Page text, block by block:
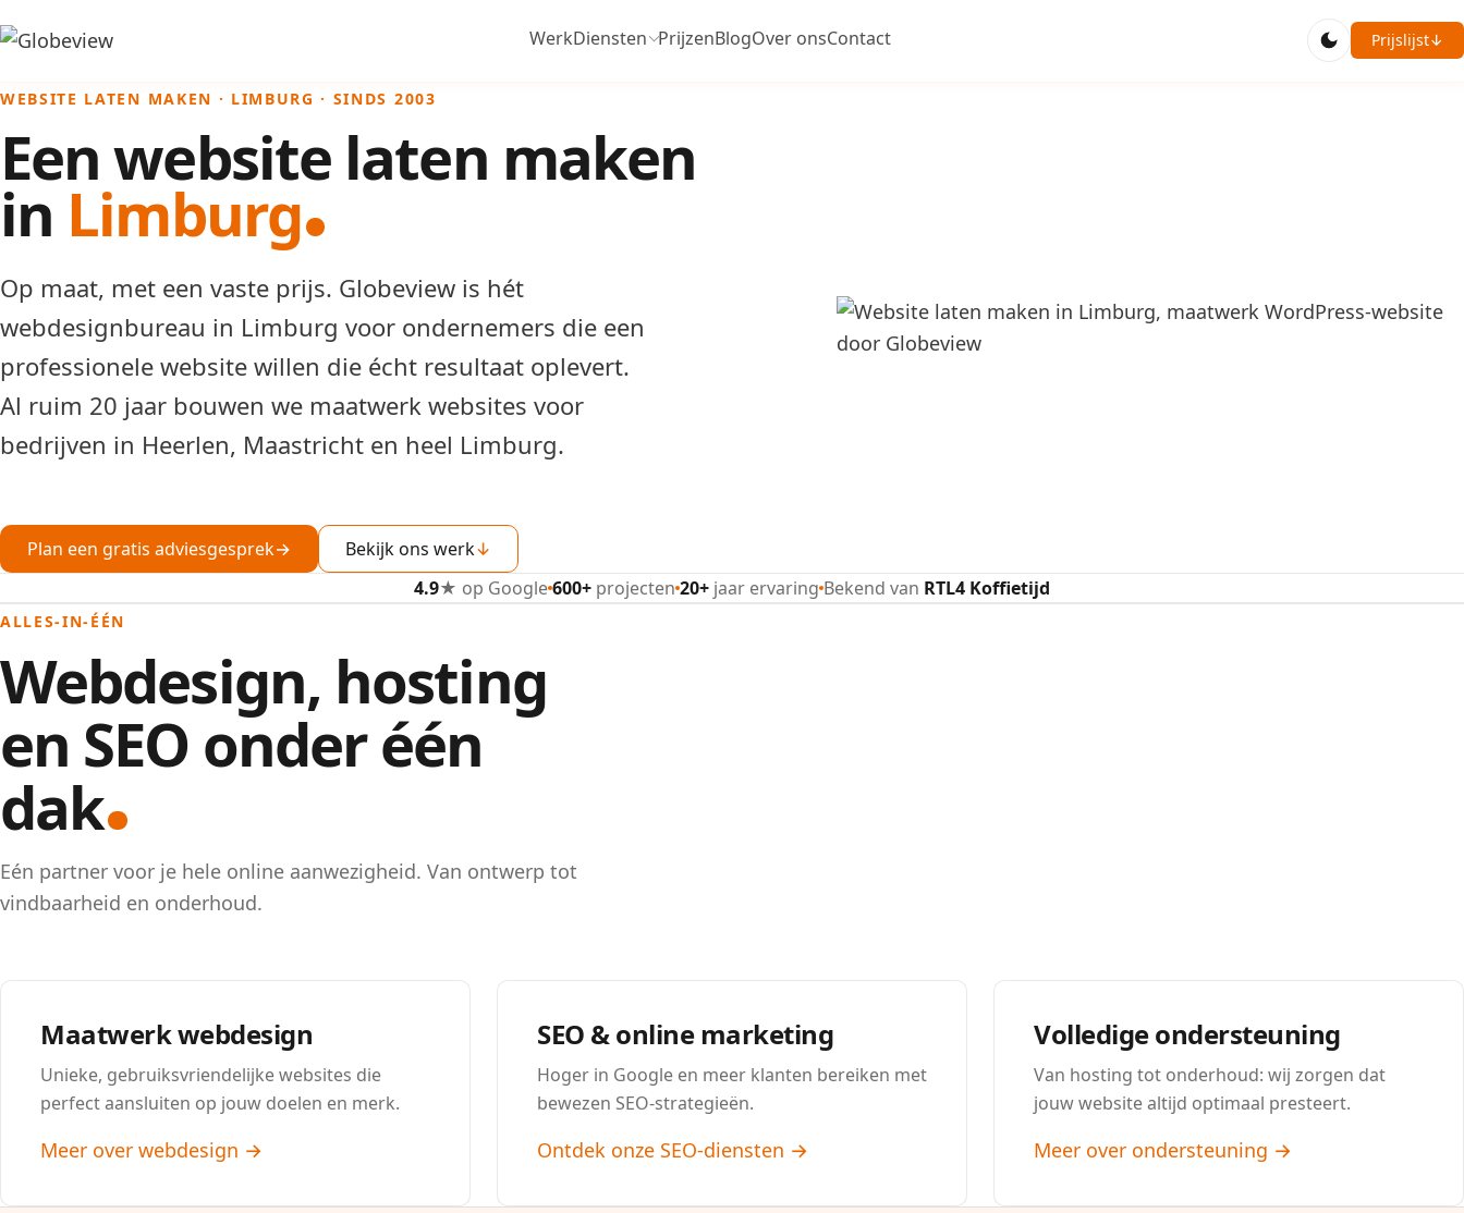
WerkDiensten PrijzenBlogOver onsContact Prijslijst↓
WEBSITE LATEN MAKEN · LIMBURG · SINDS 2003
Een website laten maken
in Limburg
Op maat, met een vaste prijs. Globeview is hét
webdesignbureau in Limburg voor ondernemers die een
professionele website willen die écht resultaat oplevert.
Al ruim 20 jaar bouwen we maatwerk websites voor
bedrijven in Heerlen, Maastricht en heel Limburg.
Plan een gratis adviesgesprek→ Bekijk ons werk↓
4.9★ op Google600+ projecten 20+ jaar ervaring Bekend van RTL4 Koffietijd
ALLES-IN-ÉÉN
Webdesign, hosting
en SEO onder één
dak
Eén partner voor je hele online aanwezigheid. Van ontwerp tot
vindbaarheid en onderhoud.
Maatwerk webdesign
Unieke, gebruiksvriendelijke websites die
perfect aansluiten op jouw doelen en merk.
Meer over webdesign →
SEO & online marketing
Hoger in Google en meer klanten bereiken met
bewezen SEO-strategieën.
Ontdek onze SEO-diensten →
Volledige ondersteuning
Van hosting tot onderhoud: wij zorgen dat
jouw website altijd optimaal presteert.
Meer over ondersteuning →